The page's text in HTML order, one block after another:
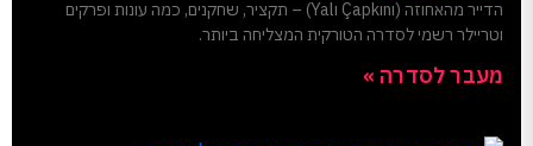
הדייר מהאחוזה (Yalı Çapkını) – תקציר, שחקנים, כמה עונות ופרקים
וטריילר רשמי לסדרה הטורקית המצליחה ביותר.
מעבר לסדרה »